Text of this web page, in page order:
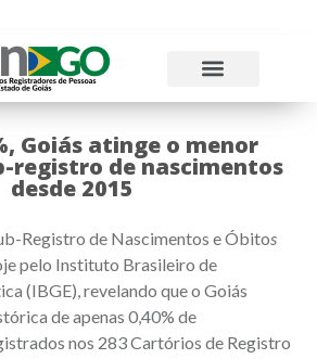
Goiás atinge o menor
registro de nascimentos
desde 2015
Registro de Nascimentos e Óbitos
pelo Instituto Brasileiro de
(IBGE), revelando que o Goiás
de apenas 0,40% de
nos 283 Cartórios de Registro